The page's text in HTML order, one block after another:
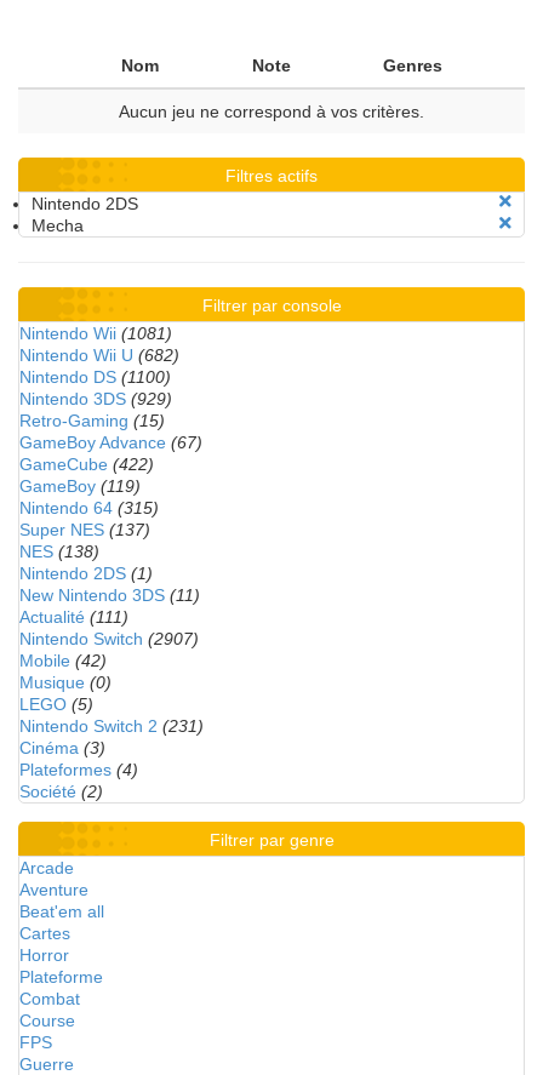
Nom Note Genres
Aucun jeu ne correspond à vos critères.
Filtres actifs
Nintendo 2DS
Mecha
Filtrer par console
Nintendo Wii (1081)
Nintendo Wii U (682)
Nintendo DS (1100)
Nintendo 3DS (929)
Retro-Gaming (15)
GameBoy Advance (67)
GameCube (422)
GameBoy (119)
Nintendo 64 (315)
Super NES (137)
NES (138)
Nintendo 2DS (1)
New Nintendo 3DS (11)
Actualité (111)
Nintendo Switch (2907)
Mobile (42)
Musique (0)
LEGO (5)
Nintendo Switch 2 (231)
Cinéma (3)
Plateformes (4)
Société (2)
Filtrer par genre
Arcade
Aventure
Beat'em all
Cartes
Horror
Plateforme
Combat
Course
FPS
Guerre